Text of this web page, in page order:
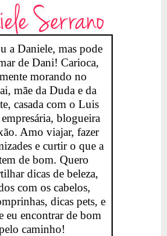
Serrano
a Daniele, mas pode
de Dani! Carioca,
morando no
mãe da Duda e da
casada com o Luis
blogueira
Amo viajar, fazer
e curtir o que a
de bom. Quero
dicas de beleza,
com os cabelos,
dicas pets, e
eu encontrar de bom
caminho!